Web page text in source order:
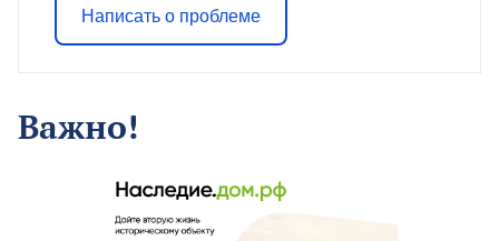
Написать о проблеме
Важно!